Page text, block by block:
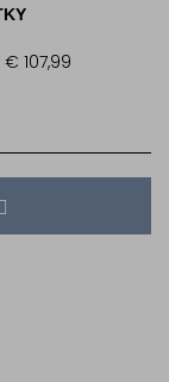
€ 107,99